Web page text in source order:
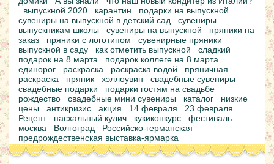
выпускной 2020
карантин
подарки на выпускной
сувениры на выпускной в детский сад
сувениры
выпускникам школы
сувениры на выпускной
пряники на
заказ
пряники с логотипом
сувенирные пряники
выпускной в саду
как отметить выпускной
сладкий
подарок на 8 марта
подарок коллеге на 8 марта
единорог
раскраска раскраска водой
пряничная
раскраска
пряник хэллоувин
свадебные сувениры
свадебные подарки
подарки гостям на свадьбе
рождество
свадебные мини сувениры каталог
низкие
цены
антикризис акция 14 февраля
23 февраля
Рецепт
пасхальный кулич кукиконкурс
фестиваль
москва
Волгоград
Российско-германская
предрождественская выставка-ярмарка